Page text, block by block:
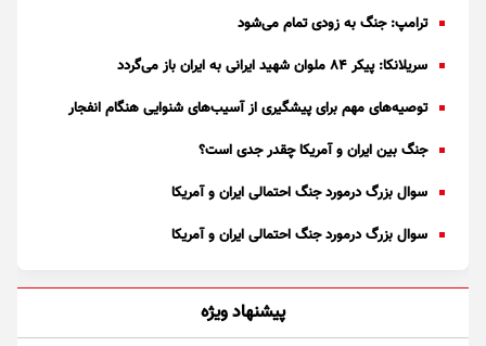
ترامپ: جنگ به زودی تمام می‌شود
سریلانکا: پیکر ۸۴ ملوان شهید ایرانی به ایران باز می‌گردد
توصیه‌های مهم برای پیشگیری از آسیب‌های شنوایی هنگام انفجار
جنگ بین ایران و آمریکا چقدر جدی است؟
سوال بزرگ درمورد جنگ احتمالی ایران و آمریکا
سوال بزرگ درمورد جنگ احتمالی ایران و آمریکا
پیشنهاد ویژه